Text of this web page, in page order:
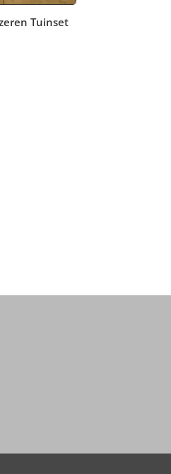
Tuinset